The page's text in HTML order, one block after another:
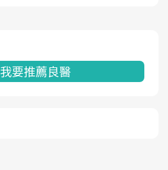
我要推薦良醫